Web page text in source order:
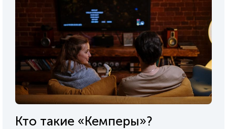
Кто такие «Кемперы»?